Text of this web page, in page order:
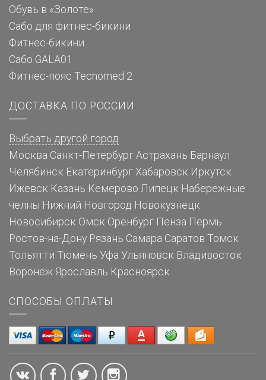
Обувь в «Золоте»
Сабо для фитнес-бикини
Фитнес-бикини
Сабо GALA01
Фитнес-пояс Tecnomed 2
ДОСТАВКА ПО РОССИИ
Выбрать другой город
Москва Санкт-Петербург Астрахань Барнаул
Челябинск Екатеринбург Хабаровск Иркутск
Ижевск Казань Кемерово Липецк Набережные
челны Нижний Новгород Новокузнецк
Новосибирск Омск Оренбург Пенза Пермь
Ростов-на-Дону Рязань Самара Саратов Томск
Тольятти Тюмень Уфа Ульяновск Владивосток
Воронеж Ярославль Красноярск
СПОСОБЫ ОПЛАТЫ